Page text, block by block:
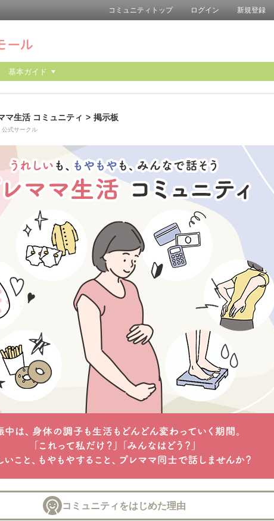
コミュニティトップ ログイン 新規登録
基本ガイド
マ生活 コミュニティ > 掲示板
公式サークル
コミュニティをはじめた理由